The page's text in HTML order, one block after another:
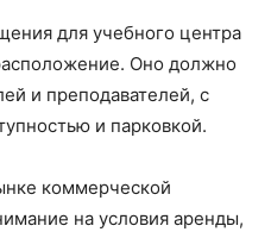
для учебного центра
Оно должно
и преподавателей, с
и парковкой.
коммерческой
на условия аренды,